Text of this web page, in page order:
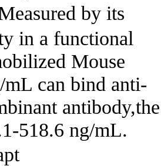
by its
in a functional
Mouse
can bind anti-
antibody,the
518.6 ng/mL.